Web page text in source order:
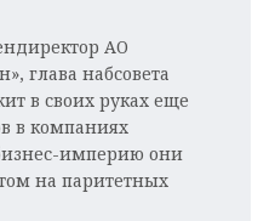
АО
глава набсовета
в своих руках еще
в компаниях
империю они
на паритетных